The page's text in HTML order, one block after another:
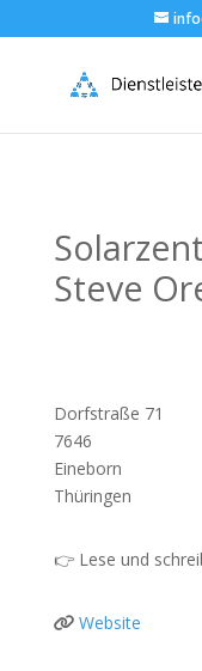
Steve
Dorfstraße 71
7646
Eineborn
Thüringen
👉 Lese und
Website